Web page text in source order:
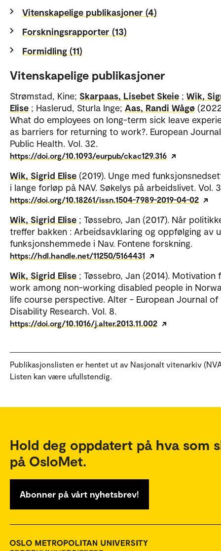
Vitenskapelige publikasjoner (4)
Forskningsrapporter (13)
Formidling (11)
Vitenskapelige publikasjoner
Strømstad, Kine; Skarpaas, Lisebet Skeie ; Wik,
Elise ; Haslerud, Sturla Inge; Aas, Randi Wågø
What do employees on long-term sick leave
as barriers for returning to work?. European
Public Health. Vol. 32.
https://doi.org/10.1093/eurpub/ckac129.316
Wik, Sigrid Elise (2019). Unge med
i lange forløp på NAV. Søkelys på arbeidslivet. Vol.
https://doi.org/10.18261/issn.1504-7989-2019-04-02
Wik, Sigrid Elise ; Tøssebro, Jan (2017). Når
treffer bakken : Arbeidsavklaring og oppfølging av
funksjonshemmede i Nav. Fontene forskning.
https://hdl.handle.net/11250/5164431
Wik, Sigrid Elise ; Tøssebro, Jan (2014). Motivation
work among non-working disabled people in
life course perspective. Alter - European Journal of
Disability Research. Vol. 8.
https://doi.org/10.1016/j.alter.2013.11.002
Publikasjonslisten er hentet ut av Nasjonalt vitenarkiv
Listen kan være ufullstendig.
Hold deg oppdatert på hva som
på OsloMet.
Abonner på vårt nyhetsbrev!